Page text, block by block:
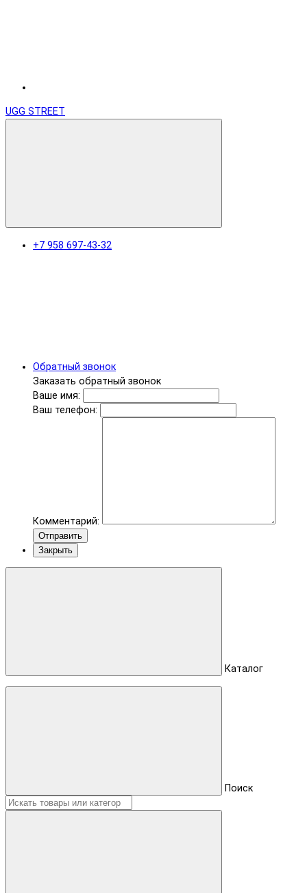
UGG STREET
+7 958 697-43-32
Обратный звонок
Заказать обратный звонок
Ваше имя:
Ваш телефон:
Комментарий:
Отправить
Закрыть
Каталог
Поиск